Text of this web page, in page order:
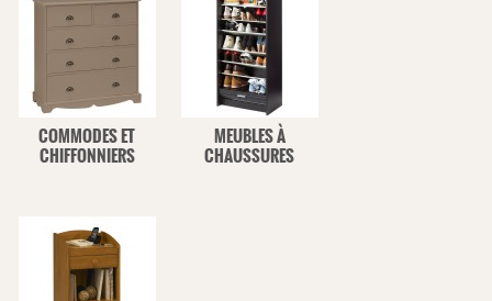
COMMODES ET
CHIFFONNIERS
MEUBLES À
CHAUSSURES